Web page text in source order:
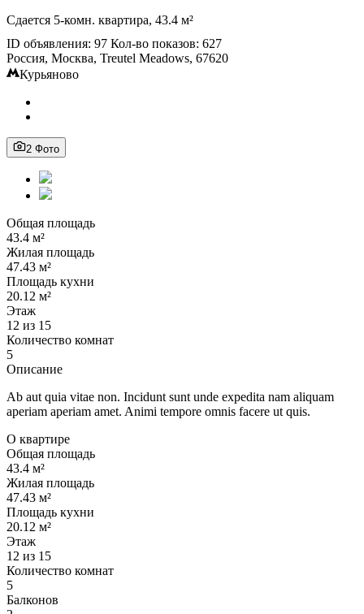
Сдается 5-комн. квартира, 43.4 м²
ID объявления: 97 Кол-во показов: 627
Россия, Москва, Treutel Meadows, 67620
Курьяново
2 Фото
Общая площадь
43.4 м²
Жилая площадь
47.43 м²
Площадь кухни
20.12 м²
Этаж
12 из 15
Количество комнат
5
Описание
Ab aut quia vitae non. Incidunt sunt unde expedita nam aliquam
aperiam aperiam amet. Animi tempore omnis facere ut quis.
О квартире
Общая площадь
43.4 м²
Жилая площадь
47.43 м²
Площадь кухни
20.12 м²
Этаж
12 из 15
Количество комнат
5
Балконов